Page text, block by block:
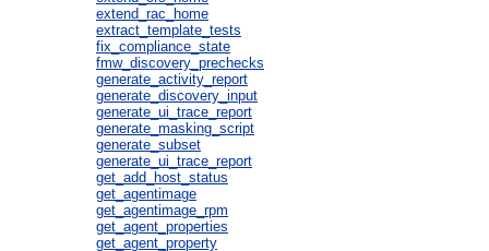
extend_rac_home
extract_template_tests
fix_compliance_state
fmw_discovery_prechecks
generate_activity_report
generate_discovery_input
generate_ui_trace_report
generate_masking_script
generate_subset
generate_ui_trace_report
get_add_host_status
get_agentimage
get_agentimage_rpm
get_agent_properties
get_agent_property